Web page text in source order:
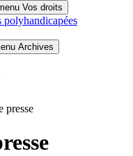
Vos droits
polyhandicapées
Archives
presse